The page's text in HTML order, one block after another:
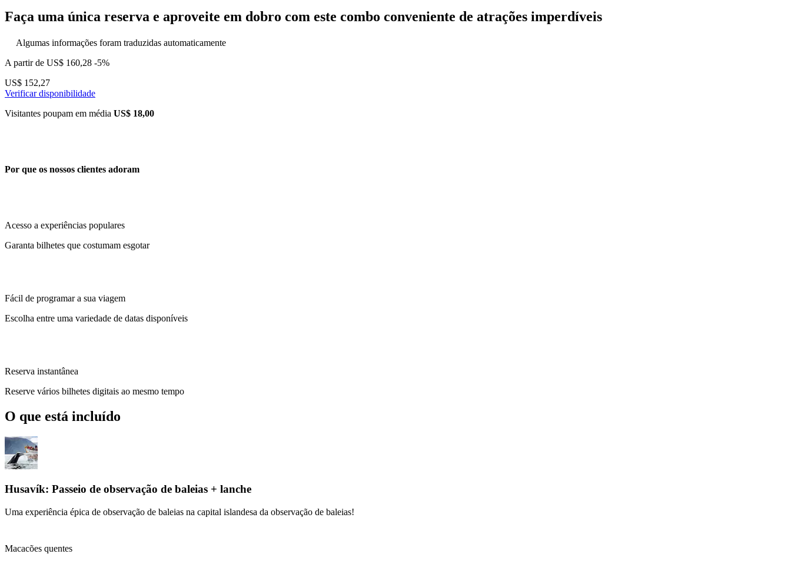
Faça uma única reserva e aproveite em dobro com este combo conveniente de atrações imperdíveis
Algumas informações foram traduzidas automaticamente
A partir de US$ 160,28 -5%
US$ 152,27
Verificar disponibilidade
Visitantes poupam em média US$ 18,00
Por que os nossos clientes adoram
Acesso a experiências populares
Garanta bilhetes que costumam esgotar
Fácil de programar a sua viagem
Escolha entre uma variedade de datas disponíveis
Reserva instantânea
Reserve vários bilhetes digitais ao mesmo tempo
O que está incluído
Husavík: Passeio de observação de baleias + lanche
Uma experiência épica de observação de baleias na capital islandesa da observação de baleias!
Macacões quentes